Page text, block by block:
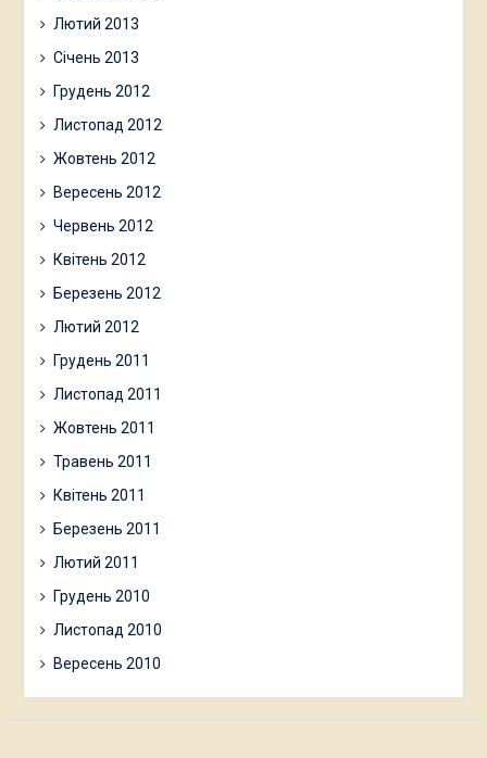
Лютий 2013
Січень 2013
Грудень 2012
Листопад 2012
Жовтень 2012
Вересень 2012
Червень 2012
Квітень 2012
Березень 2012
Лютий 2012
Грудень 2011
Листопад 2011
Жовтень 2011
Травень 2011
Квітень 2011
Березень 2011
Лютий 2011
Грудень 2010
Листопад 2010
Вересень 2010